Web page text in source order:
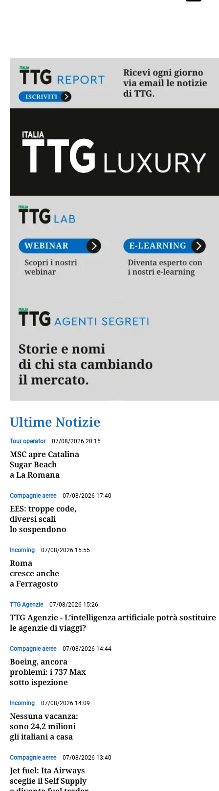
Ultime Notizie
Tour operator 07/08/2026 20:15
MSC apre Catalina
Sugar Beach
a La Romana
Compagnie aeree 07/08/2026 17:40
EES: troppe code,
diversi scali
lo sospendono
Incoming 07/08/2026 15:55
Roma
cresce anche
a Ferragosto
TTG Agenzie 07/08/2026 15:26
TTG Agenzie - L’intelligenza artificiale potrà sostituire
le agenzie di viaggi?
Compagnie aeree 07/08/2026 14:44
Boeing, ancora
problemi: i 737 Max
sotto ispezione
Incoming 07/08/2026 14:09
Nessuna vacanza:
sono 24,2 milioni
gli italiani a casa
Compagnie aeree 07/08/2026 13:40
Jet fuel: Ita Airways
sceglie il Self Supply